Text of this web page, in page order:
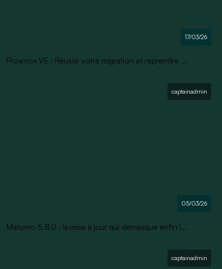
17/03/26
Proxmox VE : Réussir votre migration et reprendre ...
captainadmin
05/03/26
Matomo 5.8.0 : la mise à jour qui démasque enfin l...
captainadmin